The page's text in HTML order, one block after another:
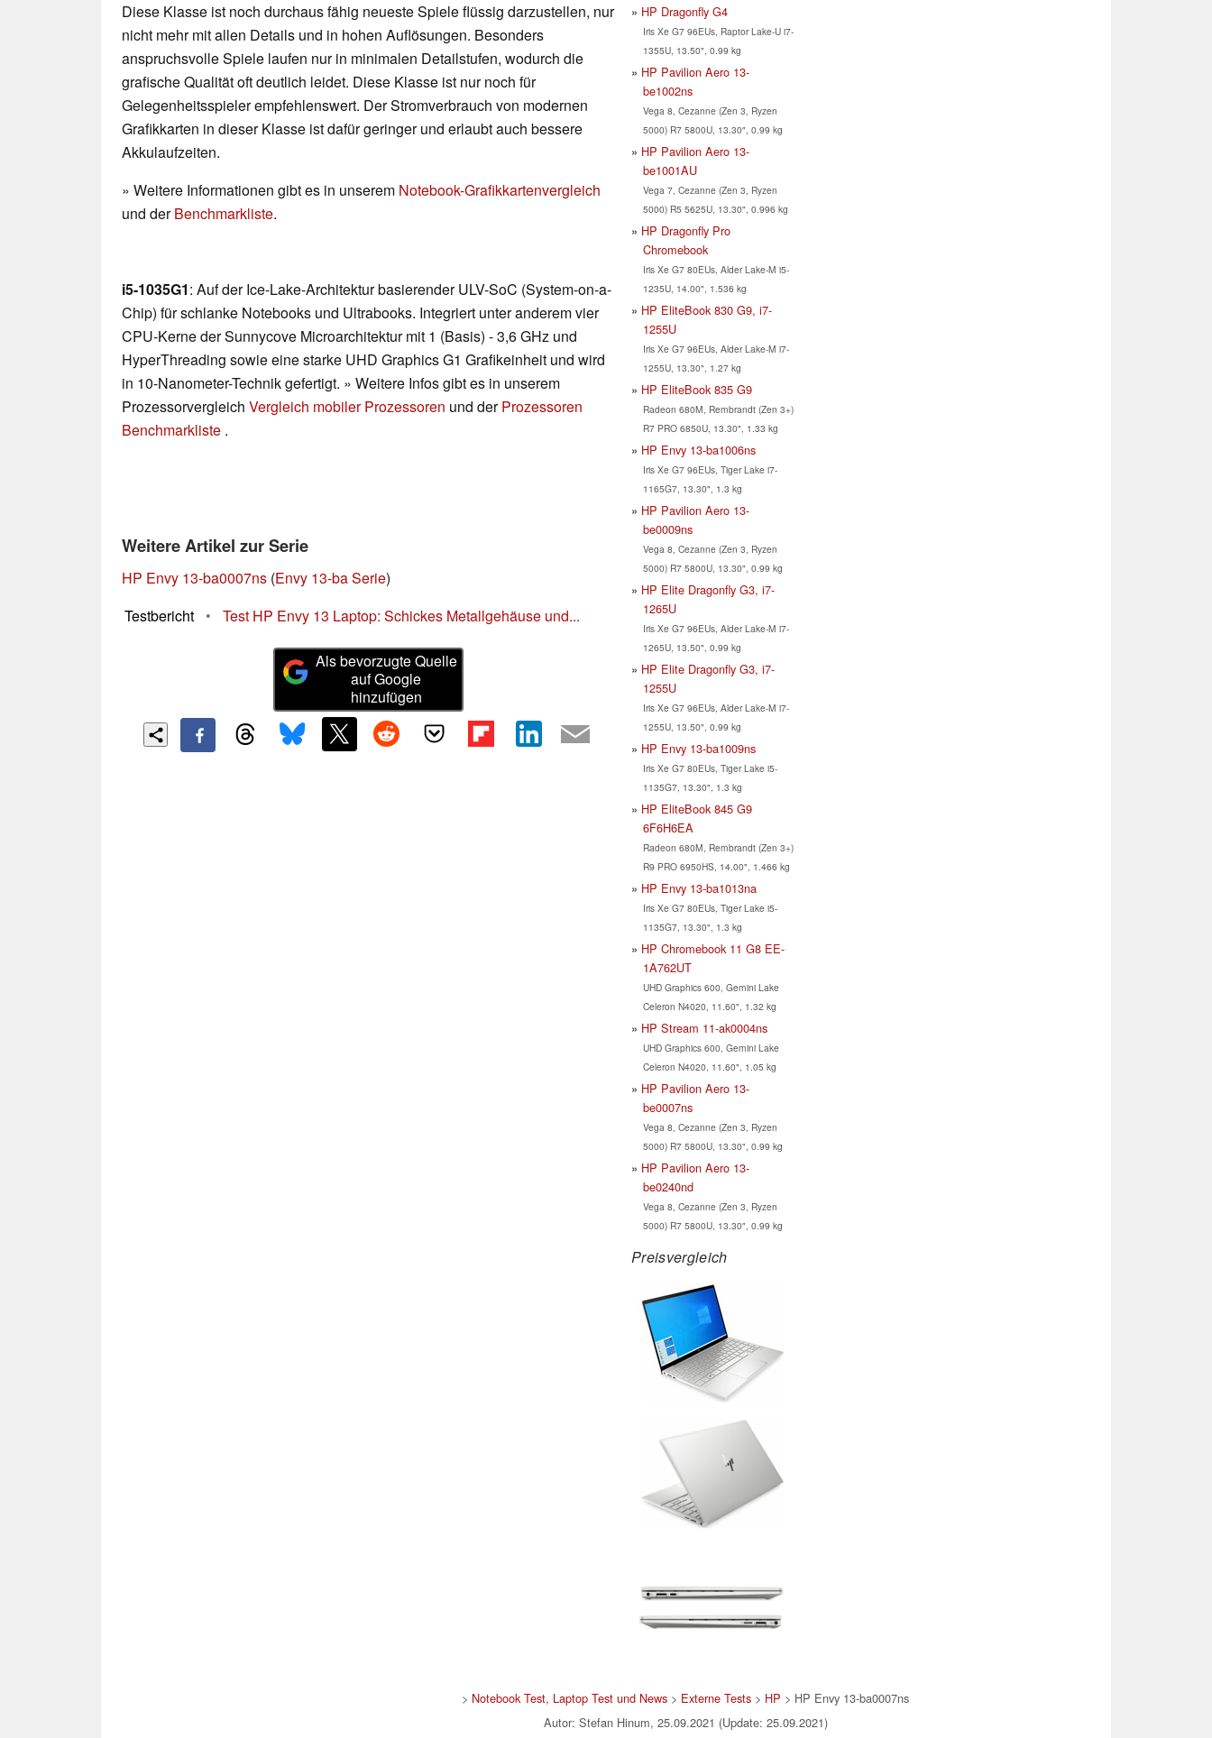
Diese Klasse ist noch durchaus fähig neueste Spiele flüssig darzustellen, nur
nicht mehr mit allen Details und in hohen Auflösungen. Besonders
anspruchsvolle Spiele laufen nur in minimalen Detailstufen, wodurch die
grafische Qualität oft deutlich leidet. Diese Klasse ist nur noch für
Gelegenheitsspieler empfehlenswert. Der Stromverbrauch von modernen
Grafikkarten in dieser Klasse ist dafür geringer und erlaubt auch bessere
Akkulaufzeiten.
» Weitere Informationen gibt es in unserem Notebook-Grafikkartenvergleich
und derBenchmarkliste.
i5-1035G1: Auf der Ice-Lake-Architektur basierender ULV-SoC (System-on-a-
Chip) für schlanke Notebooks und Ultrabooks. Integriert unter anderem vier
CPU-Kerne der Sunnycove Microarchitektur mit 1 (Basis) - 3,6 GHz und
HyperThreading sowie eine starke UHD Graphics G1 Grafikeinheit und wird
in 10-Nanometer-Technik gefertigt. » Weitere Infos gibt es in unserem
Prozessorvergleich Vergleich mobiler Prozessoren und derProzessoren
Benchmarkliste .
Weitere Artikel zur Serie
HP Envy 13-ba0007ns (Envy 13-ba Serie)
Testbericht
• Test HP Envy 13 Laptop: Schickes Metallgehäuse und...
Als bevorzugte Quelle
auf Google
hinzufügen
HP Dragonfly G4
Iris Xe G7 96EUs, Raptor Lake-U i7-
1355U, 13.50", 0.99 kg
HP Pavilion Aero 13-
be1002ns
Vega 8, Cezanne (Zen 3, Ryzen
5000) R7 5800U, 13.30", 0.99 kg
HP Pavilion Aero 13-
be1001AU
Vega 7, Cezanne (Zen 3, Ryzen
5000) R5 5625U, 13.30", 0.996 kg
HP Dragonfly Pro
Chromebook
Iris Xe G7 80EUs, Alder Lake-M i5-
1235U, 14.00", 1.536 kg
HP EliteBook 830 G9, i7-
1255U
Iris Xe G7 96EUs, Alder Lake-M i7-
1255U, 13.30", 1.27 kg
HP EliteBook 835 G9
Radeon 680M, Rembrandt (Zen 3+)
R7 PRO 6850U, 13.30", 1.33 kg
HP Envy 13-ba1006ns
Iris Xe G7 96EUs, Tiger Lake i7-
1165G7, 13.30", 1.3 kg
HP Pavilion Aero 13-
be0009ns
Vega 8, Cezanne (Zen 3, Ryzen
5000) R7 5800U, 13.30", 0.99 kg
HP Elite Dragonfly G3, i7-
1265U
Iris Xe G7 96EUs, Alder Lake-M i7-
1265U, 13.50", 0.99 kg
HP Elite Dragonfly G3, i7-
1255U
Iris Xe G7 96EUs, Alder Lake-M i7-
1255U, 13.50", 0.99 kg
HP Envy 13-ba1009ns
Iris Xe G7 80EUs, Tiger Lake i5-
1135G7, 13.30", 1.3 kg
HP EliteBook 845 G9
6F6H6EA
Radeon 680M, Rembrandt (Zen 3+)
R9 PRO 6950HS, 14.00", 1.466 kg
HP Envy 13-ba1013na
Iris Xe G7 80EUs, Tiger Lake i5-
1135G7, 13.30", 1.3 kg
HP Chromebook 11 G8 EE-
1A762UT
UHD Graphics 600, Gemini Lake
Celeron N4020, 11.60", 1.32 kg
HP Stream 11-ak0004ns
UHD Graphics 600, Gemini Lake
Celeron N4020, 11.60", 1.05 kg
HP Pavilion Aero 13-
be0007ns
Vega 8, Cezanne (Zen 3, Ryzen
5000) R7 5800U, 13.30", 0.99 kg
HP Pavilion Aero 13-
be0240nd
Vega 8, Cezanne (Zen 3, Ryzen
5000) R7 5800U, 13.30", 0.99 kg
Preisvergleich
> Notebook Test, Laptop Test und News > Externe Tests > HP > HP Envy 13-ba0007ns
Autor: Stefan Hinum, 25.09.2021 (Update: 25.09.2021)